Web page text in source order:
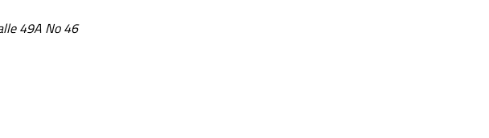
49A No 46